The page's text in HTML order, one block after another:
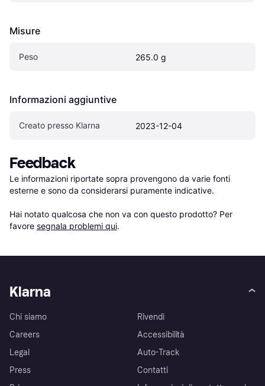
Misure
Peso 265.0 g
Informazioni aggiuntive
Creato presso Klarna 2023-12-04
Feedback
Le informazioni riportate sopra provengono da varie fonti
esterne e sono da considerarsi puramente indicative.
Hai notato qualcosa che non va con questo prodotto? Per
favore segnala problemi qui.
Klarna
Chi siamo
Careers
Legal
Press
Rivendi
Accessibilità
Auto-Track
Contatti